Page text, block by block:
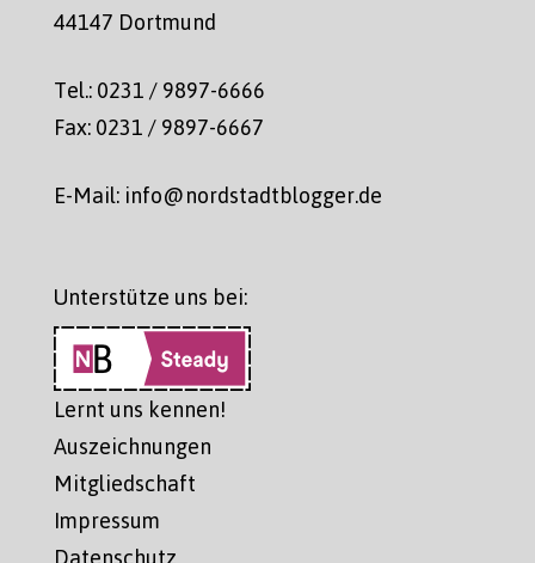
44147 Dortmund
Tel.: 0231 / 9897-6666
Fax: 0231 / 9897-6667
E-Mail: info@nordstadtblogger.de
Unterstütze uns bei:
Lernt uns kennen!
Auszeichnungen
Mitgliedschaft
Impressum
Datenschutz